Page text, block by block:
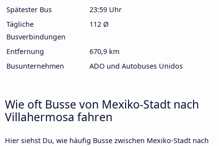
Spätester Bus
23:59 Uhr
Tägliche
Busverbindungen
112 Ø
Entfernung
670,9 km
Busunternehmen
ADO und Autobuses Unidos
Wie oft Busse von Mexiko-Stadt nach
Villahermosa fahren
Hier siehst Du, wie häufig Busse zwischen Mexiko-Stadt nach